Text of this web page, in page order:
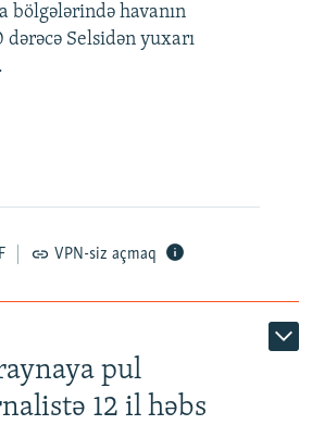
bölgələrində havanın
Selsidən yuxarı
VPN-siz açmaq
pul
12 il həbs